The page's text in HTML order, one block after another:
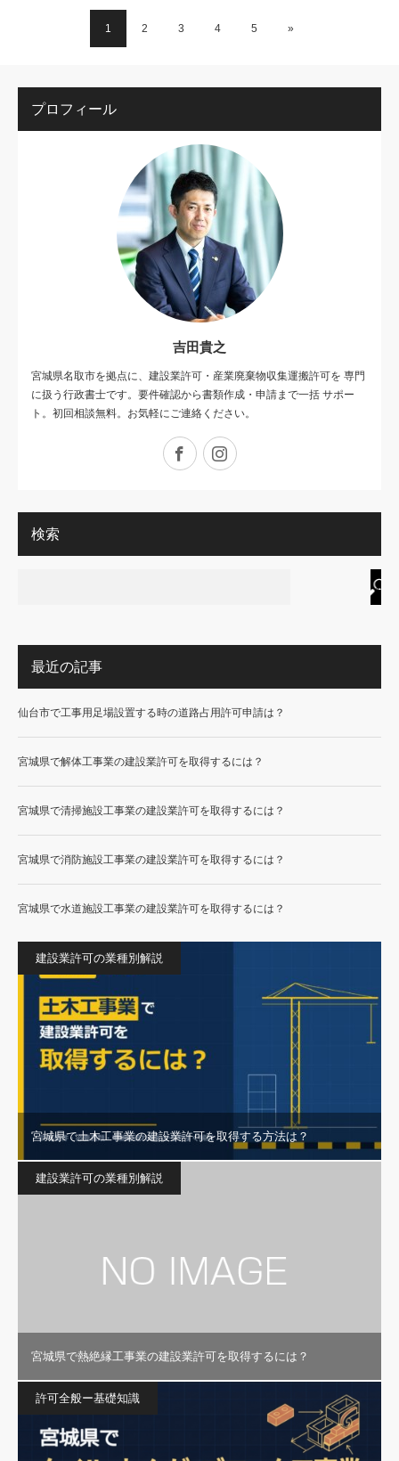
1 2 3 4 5 »
プロフィール
吉田貴之
宮城県名取市を拠点に、建設業許可・産業廃棄物収集運搬許可を 専門
に扱う行政書士です。要件確認から書類作成・申請まで一括 サポー
ト。初回相談無料。お気軽にご連絡ください。
FacebookInstagram
検索
最近の記事
仙台市で工事用足場設置する時の道路占用許可申請は？
宮城県で解体工事業の建設業許可を取得するには？
宮城県で清掃施設工事業の建設業許可を取得するには？
宮城県で消防施設工事業の建設業許可を取得するには？
宮城県で水道施設工事業の建設業許可を取得するには？
建設業許可の業種別解説
宮城県で土木工事業の建設業許可を取得する方法は？
建設業許可の業種別解説
宮城県で熱絶縁工事業の建設業許可を取得するには？
許可全般ー基礎知識